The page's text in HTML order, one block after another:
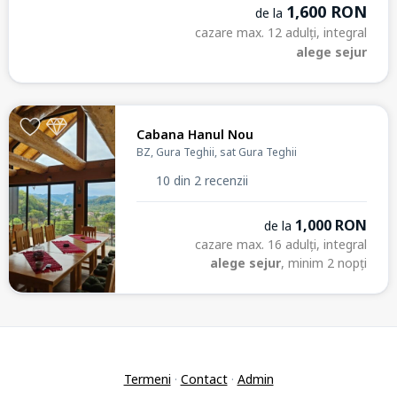
de la 1,600 RON
cazare max. 12 adulți, integral
alege sejur
Cabana Hanul Nou
BZ, Gura Teghii, sat Gura Teghii
10 din 2 recenzii
de la 1,000 RON
cazare max. 16 adulți, integral
alege sejur, minim 2 nopți
Termeni · Contact· Admin